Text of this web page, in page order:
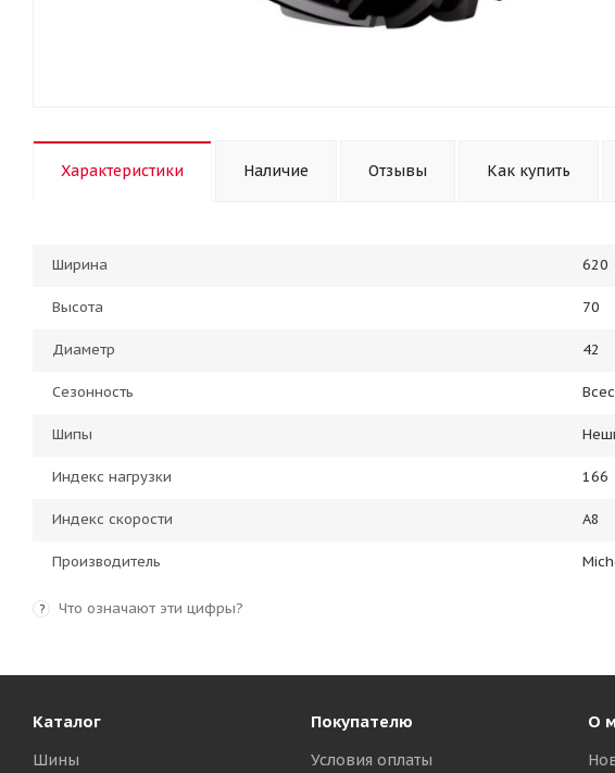
Характеристики Наличие Отзывы Как купить
Ширина 620
Высота 70
Диаметр 42
Сезонность
Шипы
Индекс нагрузки 166
Индекс скорости A8
Производитель
? Что означают эти цифры?
Каталог
Шины
Покупателю
Условия оплаты
О